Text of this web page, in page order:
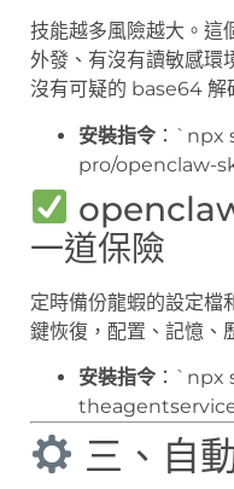
技能越多風險越大。這
外發、有沒有讀敏感環
沒有可疑的 base64 解
安裝指令 ：`npx
pro/openclaw-
一道保險
定時備份龍蝦的設定檔
鍵恢復，配置、記憶、
安裝指令 ：`npx
三、自